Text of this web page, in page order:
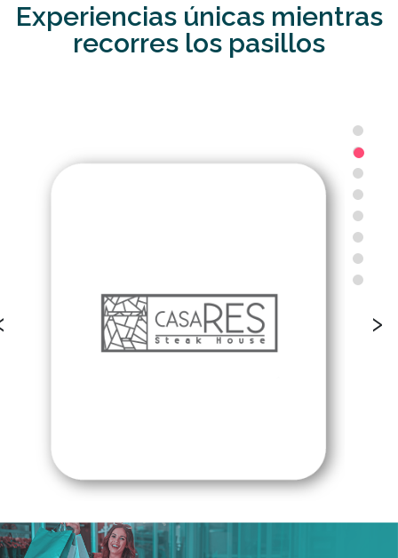
Experiencias únicas mientras
recorres los pasillos
›